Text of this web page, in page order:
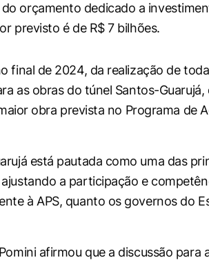
orçamento dedicado a
previsto é de R$ 7 bilhões.
final de 2024, da realização de
as obras do túnel Santos-Guarujá,
obra prevista no Programa de
está pautada como uma das
a participação e
à APS, quanto os governos do
afirmou que a discussão para